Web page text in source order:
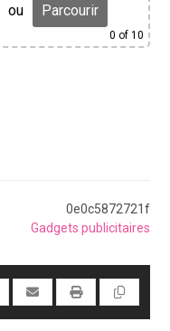
ou Parcourir
0 of 10
0e0c5872721f
Gadgets publicitaires